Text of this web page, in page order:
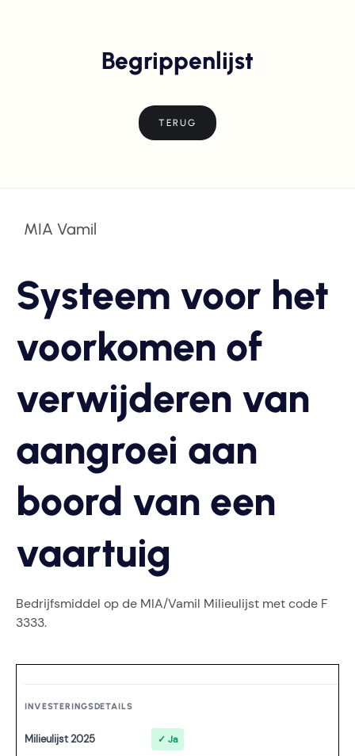
Begrippenlijst
TERUG
MIA Vamil
Systeem voor het
voorkomen of
verwijderen van
aangroei aan
boord van een
vaartuig
Bedrijfsmiddel op de MIA/Vamil Milieulijst met code F
3333.
INVESTERINGSDETAILS
Milieulijst 2025 ✓ Ja